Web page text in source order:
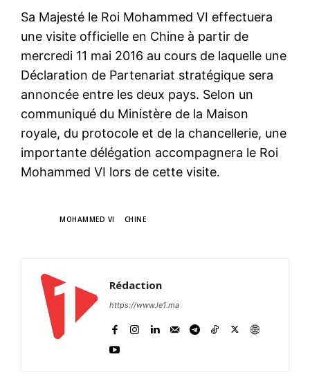
Sa Majesté le Roi Mohammed VI effectuera
une visite officielle en Chine à partir de
mercredi 11 mai 2016 au cours de laquelle une
Déclaration de Partenariat stratégique sera
annoncée entre les deux pays. Selon un
communiqué du Ministère de la Maison
royale, du protocole et de la chancellerie, une
importante délégation accompagnera le Roi
Mohammed VI lors de cette visite.
MOHAMMED VI CHINE
Rédaction
https://www.le1.ma